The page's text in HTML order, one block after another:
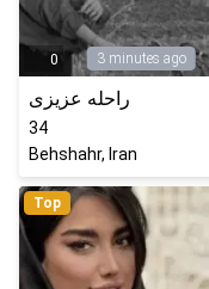
0 3 minutes ago
راحله عزیزی
34
Behshahr, Iran
Top